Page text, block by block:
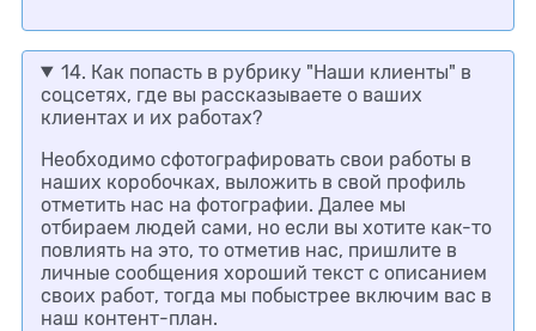
14. Как попасть в рубрику "Наши клиенты" в
соцсетях, где вы рассказываете о ваших
клиентах и их работах?
Необходимо сфотографировать свои работы в
наших коробочках, выложить в свой профиль
отметить нас на фотографии. Далее мы
отбираем людей сами, но если вы хотите как-то
повлиять на это, то отметив нас, пришлите в
личные сообщения хороший текст с описанием
своих работ, тогда мы побыстрее включим вас в
наш контент-план.